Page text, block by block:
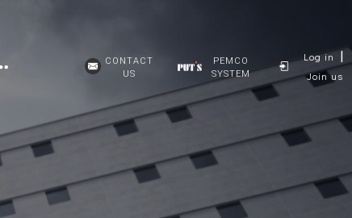
CONTACT
US
PEMCO
SYSTEM
Log in |
Join us